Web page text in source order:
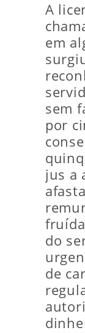
A
em
sem
por
jus a
do
de